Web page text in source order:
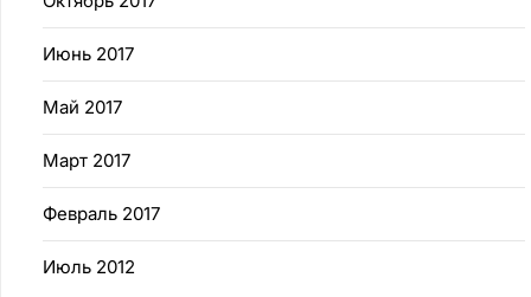
Июнь 2017
Май 2017
Март 2017
Февраль 2017
Июль 2012